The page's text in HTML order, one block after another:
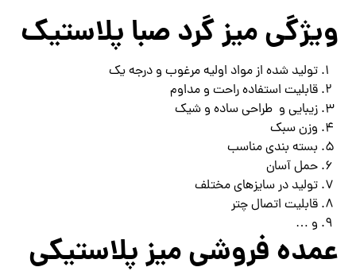
ویژگی میز گرد صبا پلاستیک
تولید شده از مواد اولیه مرغوب و درجه یک
قابلیت استفاده راحت و مداوم
زیبایی و طراحی ساده و شیک
وزن سبک
بسته بندی مناسب
حمل آسان
تولید در سایزهای مختلف
قابلیت اتصال چتر
و …
عمده فروشی میز پلاستیکی